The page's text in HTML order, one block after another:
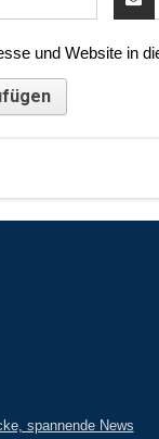
und Website in
spannende News